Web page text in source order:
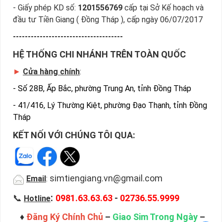
3. Sim Tam Hoa
- Giấy phép KD số: 1201556769 cấp tại Sở Kế hoạch và
đầu tư Tiền Giang ( Đồng Tháp ), cấp ngày 06/07/2017
-------------------------------------
HỆ THỐNG CHI NHÁNH TRÊN TOÀN QUỐC
► Cửa hàng chính:
- Số 28B, Ấp Bắc, phường Trung An, tỉnh Đồng Tháp
- 41/416, Lý Thường Kiệt, phường Đạo Thạnh, tỉnh Đồng
Tháp
KẾT NỐI VỚI CHÚNG TÔI QUA:
Email : simtiengiang.vn@gmail.com
📞 Hotline: 0981.63.63.63 - 02736.55.9999
♦ Đăng Ký Chính Chủ – Giao Sim Trong Ngày –